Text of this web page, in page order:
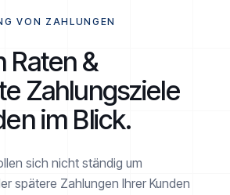
VON ZAHLUNGEN
Raten &
Zahlungsziele
im Blick.
sich nicht ständig um
spätere Zahlungen Ihrer Kunden